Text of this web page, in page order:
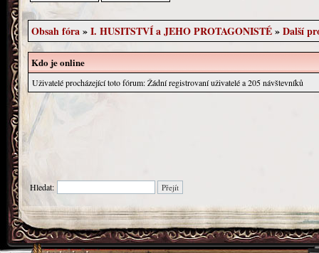
Obsah fóra»I. HUSITSTVÍ a JEHO PROTAGONISTÉ»Další
Kdo je online
Uživatelé procházející toto fórum: Žádní registrovaní uživatelé a 205 návštevníků
Hledat: